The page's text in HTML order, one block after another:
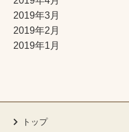
2019年3月
2019年2月
2019年1月
トップ